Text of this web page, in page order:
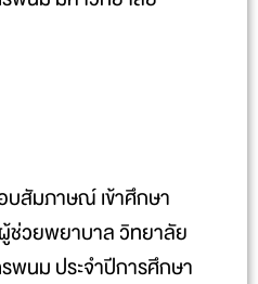
สัมภาษณ์ เข้าศึกษา
ช่วยพยาบาล วิทยาลัย
นม ประจำปีการศึกษา